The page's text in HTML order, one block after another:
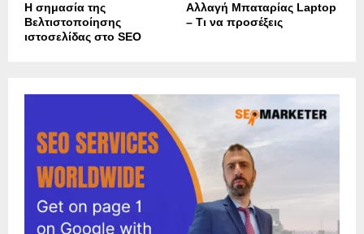
Η σημασία της
Βελτιστοποίησης
ιστοσελίδας στο SEO
Αλλαγή Μπαταρίας Laptop
– Τι να προσέξεις